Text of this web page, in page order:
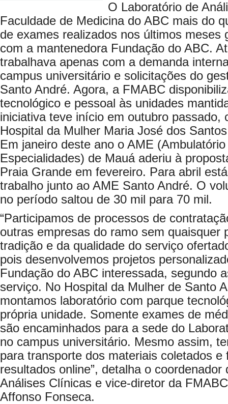
O Laboratório de
Faculdade de Medicina do ABC mais do
de exames realizados nos últimos meses
com a mantenedora Fundação do ABC.
trabalhava apenas com a demanda
campus universitário e solicitações do
Santo André. Agora, a FMABC
tecnológico e pessoal às unidades
iniciativa teve início em outubro passado,
Hospital da Mulher Maria José dos
Em janeiro deste ano o AME
Especialidades) de Mauá aderiu à
Praia Grande em fevereiro. Para abril
trabalho junto ao AME Santo André. O
no período saltou de 30 mil para 70 mil.
“Participamos de processos de
outras empresas do ramo sem quaisquer
tradição e da qualidade do serviço
pois desenvolvemos projetos
Fundação do ABC interessada, segundo
serviço. No Hospital da Mulher de Santo
montamos laboratório com parque
própria unidade. Somente exames de
são encaminhados para a sede do
no campus universitário. Mesmo assim,
para transporte dos materiais coletados e
resultados online”, detalha o coordenador
Análises Clínicas e vice-diretor da
Affonso Fonseca.